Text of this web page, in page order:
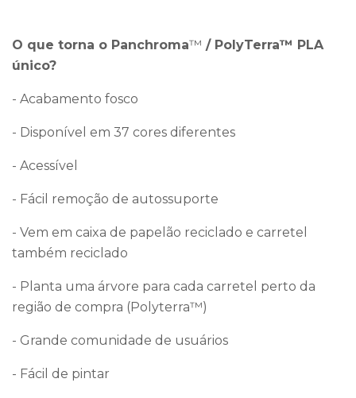
O que torna o Panchroma™ / PolyTerra™ PLA
único?
- Acabamento fosco
- Disponível em 37 cores diferentes
- Acessível
- Fácil remoção de autossuporte
- Vem em caixa de papelão reciclado e carretel
também reciclado
- Planta uma árvore para cada carretel perto da
região de compra (Polyterra™)
- Grande comunidade de usuários
- Fácil de pintar